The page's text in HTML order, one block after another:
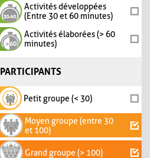
Activités développées
(Entre 30 et 60 minutes)
Activités élaborées (> 60
minutes)
PARTICIPANTS
Petit groupe (< 30)
Moyen groupe (entre 30
et 100)
Grand groupe (> 100)